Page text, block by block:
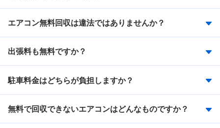
エアコン無料回収は違法ではありませんか？
出張料も無料ですか？
駐車料金はどちらが負担しますか？
無料で回収できないエアコンはどんなものですか？